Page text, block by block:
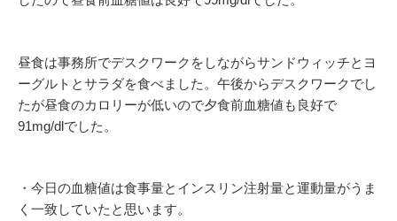
昼食は事務所でデスクワークをしながらサンドウィッチとヨ
ーグルトとサラダを食べました。午後からデスクワークでし
たが昼食のカロリーが低いので夕食前血糖値も良好で
91mg/dlでした。
・今日の血糖値は食事量とインスリン注射量と運動量がうま
く一致していたと思います。